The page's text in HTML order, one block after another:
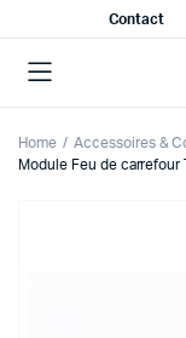
Contact
Home Accessoires &
Module Feu de carrefour